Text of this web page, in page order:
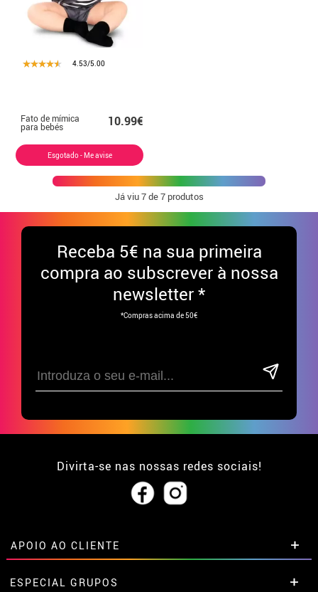
4.53/5.00
Fato de mímica
para bebés 10.99€
Esgotado - Me avise
Já viu7de 7 produtos
Receba 5€ na sua primeira
compra ao subscrever à nossa
newsletter *
*Compras acima de 50€
Divirta-se nas nossas redes sociais!
APOIO AO CLIENTE
• Sobre nós
ESPECIAL GRUPOS